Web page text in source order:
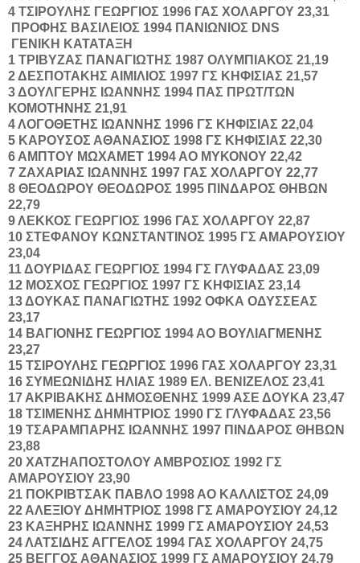
4 ΤΣΙΡΟΥΛΗΣ ΓΕΩΡΓΙΟΣ 1996 ΓΑΣ ΧΟΛΑΡΓΟΥ 23,31
ΠΡΟΦΗΣ ΒΑΣΙΛΕΙΟΣ 1994 ΠΑΝΙΩΝΙΟΣ DNS
ΓΕΝΙΚΗ ΚΑΤΑΤΑΞΗ
1 ΤΡΙΒΥΖΑΣ ΠΑΝΑΓΙΩΤΗΣ 1987 ΟΛΥΜΠΙΑΚΟΣ 21,19
2ΔΕΣΠΟΤΑΚΗΣ ΑΙΜΙΛΙΟΣ 1997 ΓΣ ΚΗΦΙΣΙΑΣ 21,57
3ΔΟΥΛΓΕΡΗΣ ΙΩΑΝΝΗΣ 1994 ΠΑΣ ΠΡΩΤ/ΤΩΝ
ΚΟΜΟΤΗΝΗΣ 21,91
4ΛΟΓΟΘΕΤΗΣ ΙΩΑΝΝΗΣ 1996 ΓΣ ΚΗΦΙΣΙΑΣ 22,04
5 ΚΑΡΟΥΣΟΣ ΑΘΑΝΑΣΙΟΣ 1998 ΓΣ ΚΗΦΙΣΙΑΣ 22,30
6 ΑΜΠΤΟΥ ΜΩΧΑΜΕΤ 1994 ΑΟ ΜΥΚΟΝΟΥ 22,42
7 ΖΑΧΑΡΙΑΣ ΙΩΑΝΝΗΣ 1997 ΓΑΣ ΧΟΛΑΡΓΟΥ 22,77
8 ΘΕΟΔΩΡΟΥ ΘEΟΔΩΡOΣ 1995 ΠΙΝΔΑΡΟΣ ΘΗΒΩΝ
22,79
9ΛΕΚΚΟΣ ΓΕΩΡΓΙΟΣ 1996 ΓΑΣ ΧΟΛΑΡΓΟΥ 22,87
10 ΣΤΕΦΑΝΟΥ ΚΩΝΣΤΑΝΤΙΝΟΣ 1995 ΓΣ ΑΜΑΡΟΥΣΙΟΥ
23,04
11ΔΟΥΡΙΔΑΣ ΓΕΩΡΓΙΟΣ 1994 ΓΣ ΓΛΥΦΑΔΑΣ 23,09
12 ΜΟΣΧΟΣ ΓΕΩΡΓΙΟΣ 1997 ΓΣ ΚΗΦΙΣΙΑΣ 23,14
13ΔΟΥΚΑΣ ΠΑΝΑΓΙΩΤΗΣ 1992 ΟΦΚΑ ΟΔΥΣΣΕΑΣ
23,17
14 ΒΑΓΙΟΝΗΣ ΓΕΩΡΓΙΟΣ 1994 ΑΟ ΒΟΥΛΙΑΓΜΕΝΗΣ
23,27
15 ΤΣΙΡΟΥΛΗΣ ΓΕΩΡΓΙΟΣ 1996 ΓΑΣ ΧΟΛΑΡΓΟΥ 23,31
16 ΣΥΜΕΩΝΙΔΗΣ ΗΛΙΑΣ 1989 ΕΛ. ΒΕΝΙΖΕΛΟΣ 23,41
17 ΑΚΡΙΒΑΚΗΣ ΔΗΜΟΣΘΕΝΗΣ 1999 ΑΣΕ ΔΟΥΚΑ 23,47
18 ΤΣΙΜΕΝΗΣ ΔΗΜΗΤΡΙΟΣ 1990 ΓΣ ΓΛΥΦΑΔΑΣ 23,56
19 ΤΣΑΡΑΜΠΑΡΗΣ ΙΩΑΝΝΗΣ 1997 ΠΙΝΔΑΡΟΣ ΘΗΒΩΝ
23,88
20 ΧΑΤΖΗΑΠΟΣΤΟΛΟΥ ΑΜΒΡΟΣΙΟΣ 1992 ΓΣ
ΑΜΑΡΟΥΣΙΟΥ 23,90
21 ΠΟΚΡΙΒΤΣΑΚ ΠΑΒΛΟ 1998 ΑΟ ΚΑΛΛΙΣΤΟΣ 24,09
22 ΑΛΕΞΙΟΥΔΗΜΗΤΡΙΟΣ 1998 ΓΣ ΑΜΑΡΟΥΣΙΟΥ 24,12
23 ΚΑΞΗΡΗΣ ΙΩΑΝΝΗΣ 1999 ΓΣ ΑΜΑΡΟΥΣΙΟΥ 24,53
24ΛΑΤΣΙΔΗΣ ΑΓΓΕΛΟΣ 1994 ΓΑΣ ΧΟΛΑΡΓΟΥ 24,75
25 ΒΕΓΓΟΣ ΑΘΑΝΑΣΙΟΣ 1999 ΓΣ ΑΜΑΡΟΥΣΙΟΥ 24,79